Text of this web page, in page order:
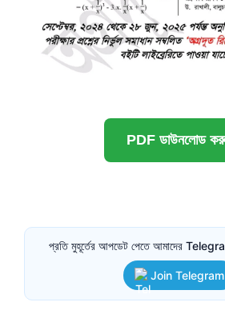
PDF ডাউনলোড
প্রতি মুহূর্তের আপডেট পেতে আমাদের
Join Telegram